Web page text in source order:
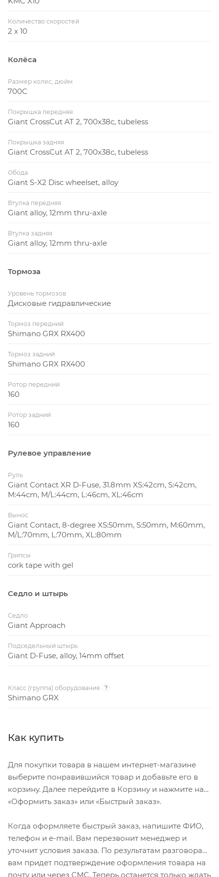
Количество скоростей
2 x 10
Колёса
Размер колес, дюйм
700С
Покрышка передняя
Giant CrossCut AT 2, 700x38c, tubeless
Покрышка задняя
Giant CrossCut AT 2, 700x38c, tubeless
Обода
Giant S-X2 Disc wheelset, alloy
Втулка передняя
Giant alloy, 12mm thru-axle
Втулка задняя
Giant alloy, 12mm thru-axle
Тормоза
Уровень тормозов
Дисковые гидравлические
Тормоз передний
Shimano GRX RX400
Тормоз задний
Shimano GRX RX400
Ротор передний
160
Ротор задний
160
Рулевое управление
Руль
Giant Contact XR D-Fuse, 31.8mm XS:42cm, S:42cm,
M:44cm, M/L:44cm, L:46cm, XL:46cm
Вынос
Giant Contact, 8-degree XS:50mm, S:50mm, M:60mm,
M/L:70mm, L:70mm, XL:80mm
Грипсы
cork tape with gel
Седло и штырь
Седло
Giant Approach
Подседельный штырь
Giant D-Fuse, alloy, 14mm offset
Класс (группа) оборудования ?
Shimano GRX
Как купить
Для покупки товара в нашем интернет-магазине
выберите понравившийся товар и добавьте его в
корзину. Далее перейдите в Корзину и нажмите на
«Оформить заказ» или «Быстрый заказ».
Когда оформляете быстрый заказ, напишите ФИО,
телефон и e-mail. Вам перезвонит менеджер и
уточнит условия заказа. По результатам разговора
вам придет подтверждение оформления товара на
почту или через СМС. Теперь останется только ждать